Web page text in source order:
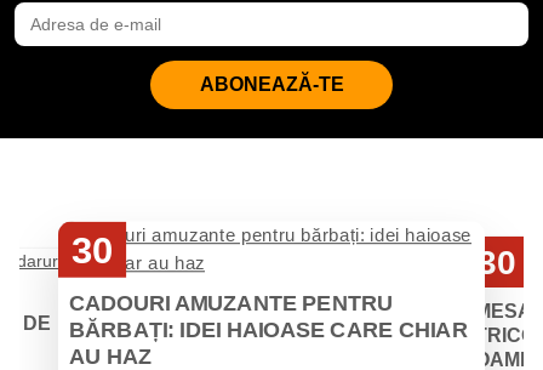
ABONEAZĂ-TE
DE
30
CADOURI AMUZANTE PENTRU
BĂRBAȚI: IDEI HAIOASE CARE CHIAR
AU HAZ
30